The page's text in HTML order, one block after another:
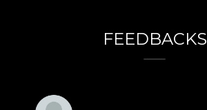
FEEDBACKS